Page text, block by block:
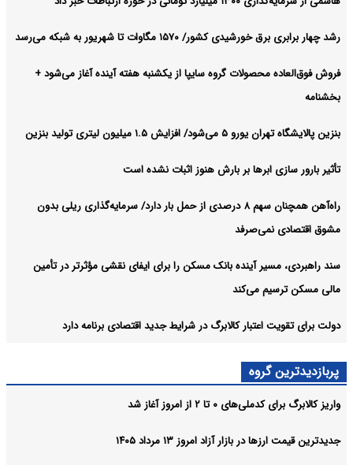
رشد چهار برابری برق خورشیدی کشور/ ۱۵۷۰ مگاوات تا شهریور به شبکه می‌رسد
فروش فوق‌العاده محصولات گروه سایپا از یکشنبه هفته آینده آغاز می‌شود +
بخشنامه
بنزین پالایشگاه تهران یورو ۵ می‌شود/ افزایش ۱.۵ میلیون لیتری تولید بنزین
تأثیر بارور سازی ابرها بر بارش هنوز اثبات نشده است
راه‌آهن همچنان سهم ۸ درصدی از حمل بار دارد/ سرمایه‌گذاری ریلی بدون
مشوق اقتصادی نمی‌صرفد
سند راهبردی، مسیر آینده بانک مسکن را برای ایفای نقشی مؤثرتر در تأمین
مالی مسکن ترسیم می‌کند
دولت برای تقویت اعتبار کالابرگ در شرایط جدید اقتصادی برنامه دارد
پربازدیدترین گروه
واریز کالابرگ برای کدملی‌های ۰ تا ۲ از امروز آغاز شد
جدیدترین قیمت ارزها در بازار آزاد امروز ۱۳ مرداد ۱۴۰۵